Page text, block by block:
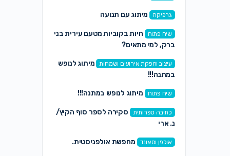
גרפיקה מיתוג עם תנועה
שיח פתוח
חיות בקוביות מטעם עירית בני
ברק, למי מתאים?
עיצוב והפקת אירועים ושמחות
מיתוג לנופש
במתנה!!!
שיח פתוח מיתוג לנופש במתנה!!!
כתיבה ספרותית
סקירה לספר סוף הקיץ/
נ. ארי
אולפן וסאונד מחפשת אולפניסטית.